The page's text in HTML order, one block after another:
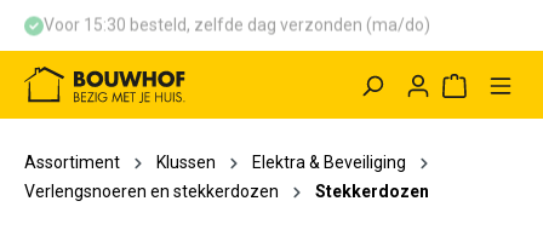
Voor 15:30 besteld, zelfde dag verzonden (ma/do)
Assortiment Klussen
Elektra & Beveiliging
Verlengsnoeren en stekkerdozen
Stekkerdozen